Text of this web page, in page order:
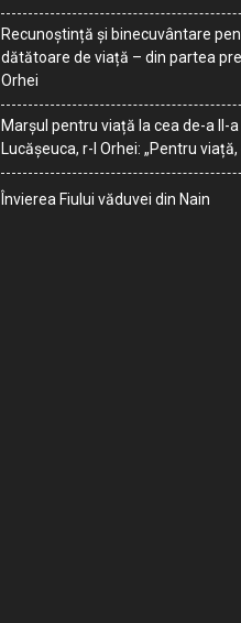
Recunoștință și binecuvântare
dătătoare de viață – din partea
Orhei
Marșul pentru viață la cea de-a II-
Lucășeuca, r-l Orhei: „Pentru
Învierea Fiului văduvei din Nain